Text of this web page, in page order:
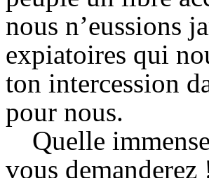
nous n’eussions
expiatoires qui
ton intercession
pour nous.
Quelle
vous demanderez